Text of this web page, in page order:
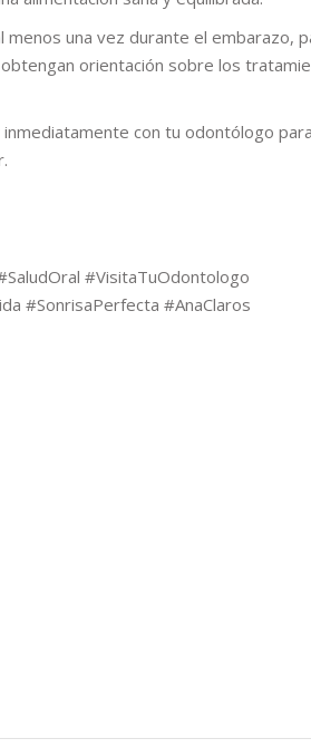
una vez durante el embarazo,
orientación sobre los
con tu odontólogo
#VisitaTuOdontologo
#SonrisaPerfecta #AnaClaros